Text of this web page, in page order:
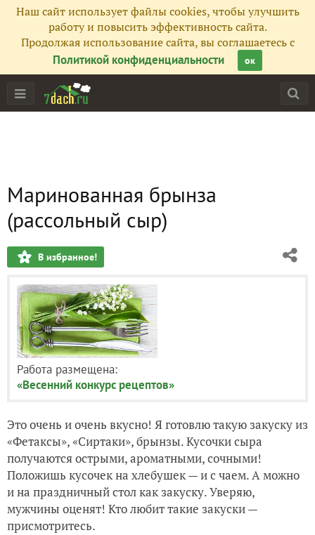
Наш сайт использует файлы cookies, чтобы улучшить
работу и повысить эффективность сайта.
Продолжая использование сайта, вы соглашаетесь с
Политикой конфиденциальности
ок
Маринованная брынза
(рассольный сыр)
В избранное!
Работа размещена:
«Весенний конкурс рецептов»
Это очень и очень вкусно! Я готовлю такую закуску из
«Фетаксы», «Сиртаки», брынзы. Кусочки сыра
получаются острыми, ароматными, сочными!
Положишь кусочек на хлебушек — и с чаем. А можно
и на праздничный стол как закуску. Уверяю,
мужчины оценят! Кто любит такие закуски —
присмотритесь.